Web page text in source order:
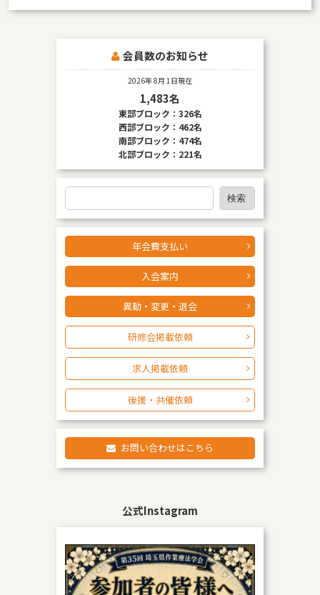
会員数のお知らせ
2026年 8月 1日現在
1,483名
東部ブロック：326名
西部ブロック：462名
南部ブロック：474名
北部ブロック：221名
検
索
検索
年会費支払い
入会案内
異動・変更・退会
研修会掲載依頼
求人掲載依頼
後援・共催依頼
お問い合わせはこちら
公式Instagram